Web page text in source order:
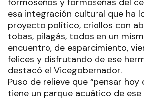
formoseños y formoseñas del
esa integración cultural que ha
proyecto político, criollos con
tobas, pilagás, todos en un
encuentro, de esparcimiento,
felices y disfrutando de ese
destacó el Vicegobernador.
Puso de relieve que “pensar hoy
tiene un parque acuático de ese